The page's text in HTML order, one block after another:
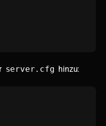
server.cfg hinzu: